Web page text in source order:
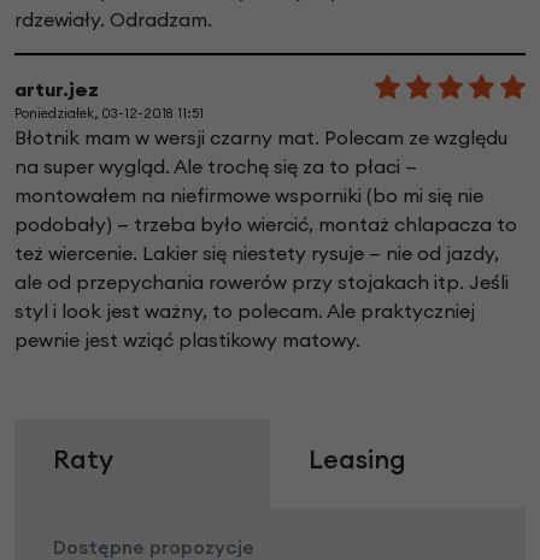
rdzewiały. Odradzam.
artur.jez
Poniedziałek, 03-12-2018 11:51
Błotnik mam w wersji czarny mat. Polecam ze względu
na super wygląd. Ale trochę się za to płaci —
montowałem na niefirmowe wsporniki (bo mi się nie
podobały) — trzeba było wiercić, montaż chlapacza to
też wiercenie. Lakier się niestety rysuje — nie od jazdy,
ale od przepychania rowerów przy stojakach itp. Jeśli
styl i look jest ważny, to polecam. Ale praktyczniej
pewnie jest wziąć plastikowy matowy.
Raty Leasing
Dostępne propozycje